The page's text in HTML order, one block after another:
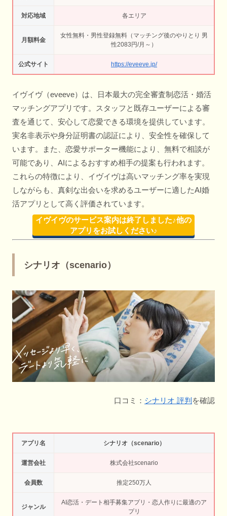
対応地域 各エリア
月額料金
女性無料・男性登録無料（マッチング後のやりとり 男
性2083円/月～）
公式サイト https://eveeve.jp/
イヴイヴ（eveeve）は、日本最大の完全審査制恋活・婚活
マッチングアプリです。スタッフと既存ユーザーによる審
査を通じて、安心して恋愛できる環境を提供しています。
実名非表示や身分証明書の認証により、安全性を確保して
います。また、恋愛サポーター機能により、無料で相談が
可能であり、AIによるおすすめ相手の提案も行われます。
これらの特徴により、イヴイヴは高いマッチング率を実現
しながらも、真剣な出会いを求めるユーザーに適したAI婚
活アプリとして高く評価されています。
イヴイヴのサービス案内は終了しました♪他の
アプリをお試しください♪
シナリオ（scenario）
口コミ： シナリオ 評判 を確認
アプリ名 シナリオ（scenario）
運営会社 株式会社scenario
会員数 推定250万人
ジャンル
AI恋活・デート相手募集アプリ・恋人作りに最適のア
プリ